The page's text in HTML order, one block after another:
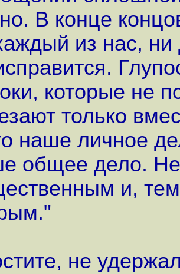
В конце
из нас, ни
которые не
только
наше личное
общее дело. Не
и,
не